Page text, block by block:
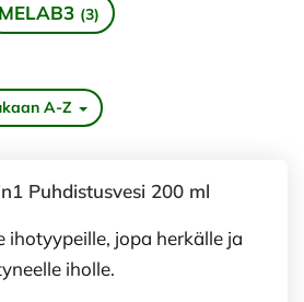
MELAB3 (3)
A-Z
Puhdistusvesi 200 ml
ihotyypeille, jopa herkälle ja
iholle.